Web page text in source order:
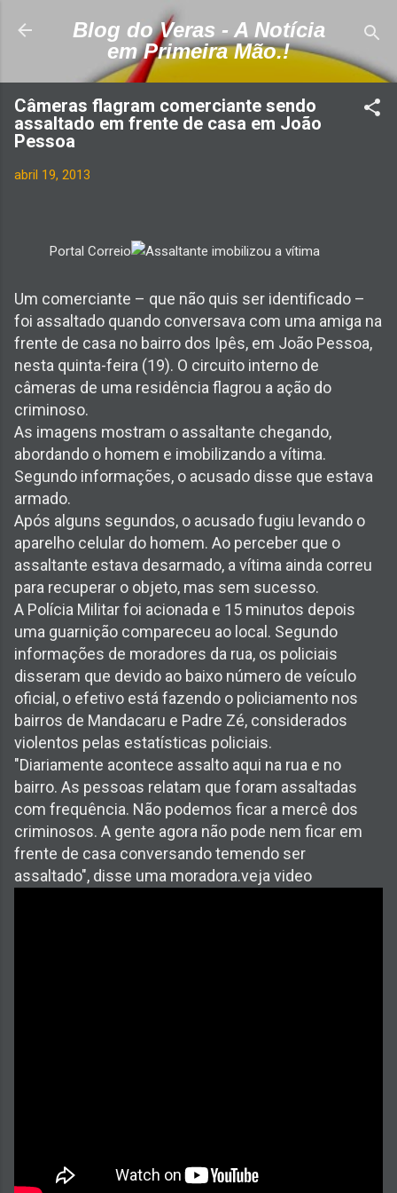
Pular para o conteúdo principal
Blog do Veras - A Notícia
em Primeira Mão.!
Câmeras flagram comerciante sendo
assaltado em frente de casa em João
Pessoa
abril 19, 2013
Portal Correio
Um comerciante – que não quis ser identificado –
foi assaltado quando conversava com uma amiga na
frente de casa no bairro dos Ipês, em João Pessoa,
nesta quinta-feira (19). O circuito interno de
câmeras de uma residência flagrou a ação do
criminoso.
As imagens mostram o assaltante chegando,
abordando o homem e imobilizando a vítima.
Segundo informações, o acusado disse que estava
armado.
Após alguns segundos, o acusado fugiu levando o
aparelho celular do homem. Ao perceber que o
assaltante estava desarmado, a vítima ainda correu
para recuperar o objeto, mas sem sucesso.
A Polícia Militar foi acionada e 15 minutos depois
uma guarnição compareceu ao local. Segundo
informações de moradores da rua, os policiais
disseram que devido ao baixo número de veículo
oficial, o efetivo está fazendo o policiamento nos
bairros de Mandacaru e Padre Zé, considerados
violentos pelas estatísticas policiais.
"Diariamente acontece assalto aqui na rua e no
bairro. As pessoas relatam que foram assaltadas
com frequência. Não podemos ficar a mercê dos
criminosos. A gente agora não pode nem ficar em
frente de casa conversando temendo ser
assaltado", disse uma moradora.veja video